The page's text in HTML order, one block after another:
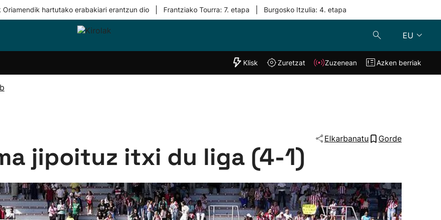
Oriamendik hartutako erabakiari erantzun dio Frantziako Tourra: 7. etapa Burgosko Itzulia: 4. etapa
EU
Taldeak
"Helmuga"
Klisk Zuzenean
Klisk Zuretzat Zuzenean Azken berriak
Elkarbanatu Gorde
jipoituz itxi du liga (4-1)